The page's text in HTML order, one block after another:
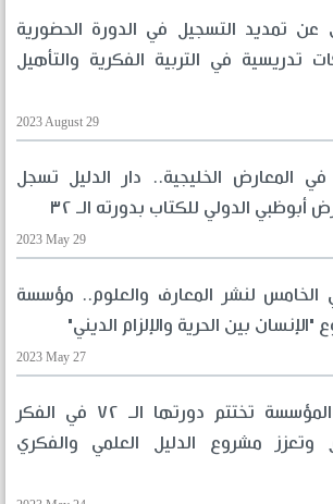
عن تمديد التسجيل في الدورة الحضورية
تدريسية في التربية الفكرية والتأهيل
2023 August 29
في المعارض الخليجية.. دار الدليل تسجل
الدولي للكتاب بدورته الـ ٣٢
2023 May 29
الخامس لنشر المعارف والعلوم.. مؤسسة
بين الحرية والإلزام الديني"
2023 May 27
شعبة التعليم في المؤسسة تختتم دورتها الـ ٧٢ في الفكر
وتعزز مشروع الدليل العلمي والفكري